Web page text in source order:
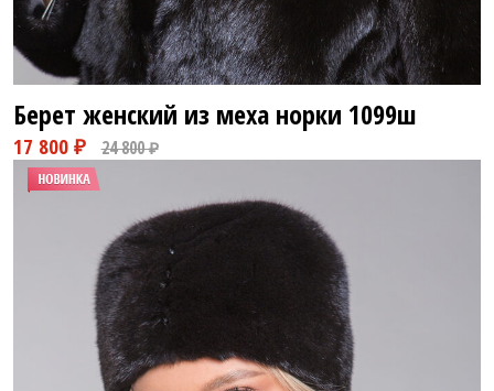
28 800 ₽ 71 800 ₽
Берет женский из меха норки 1099ш